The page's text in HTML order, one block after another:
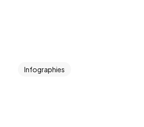
Infographies